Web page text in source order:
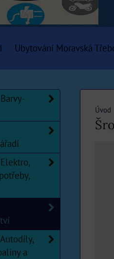
Ubytování Moravská
Úvod
a